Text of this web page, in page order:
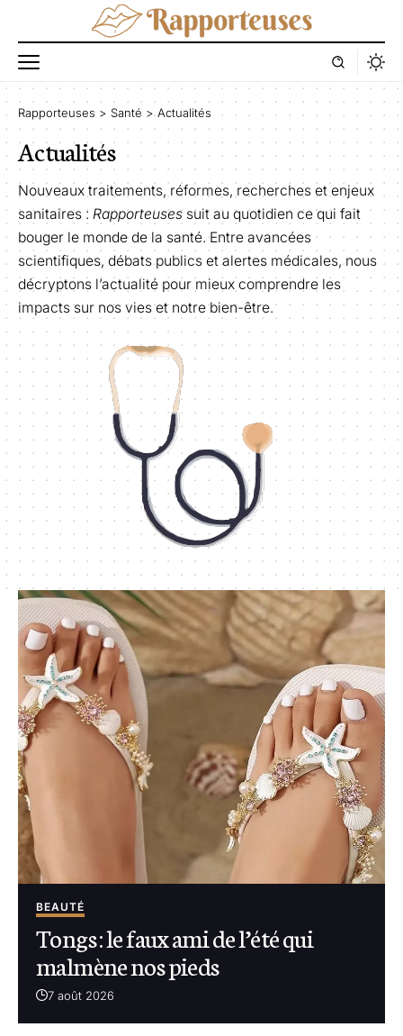
Rapporteuses > Santé >Actualités
Actualités
Nouveaux traitements, réformes, recherches et enjeux
sanitaires : Rapporteuses suit au quotidien ce qui fait
bouger le monde de la santé. Entre avancées
scientifiques, débats publics et alertes médicales, nous
décryptons l’actualité pour mieux comprendre les
impacts sur nos vies et notre bien-être.
BEAUTÉ
Tongs : le faux ami de l’été qui
malmène nos pieds
7 août 2026